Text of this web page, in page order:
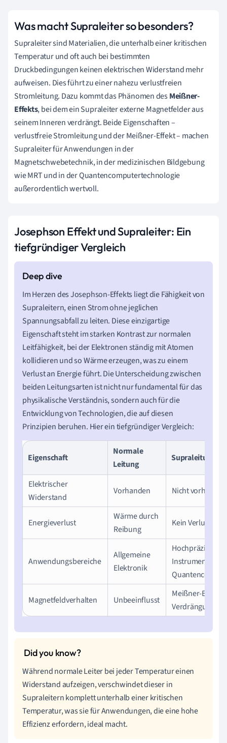
Was macht Supraleiter so besonders?
Supraleiter sind Materialien, die unterhalb einer kritischen
Temperatur und oft auch bei bestimmten
Druckbedingungen keinen elektrischen Widerstand mehr
aufweisen. Dies führt zu einer nahezu verlustfreien
Stromleitung. Dazu kommt das Phänomen desMeißner-
Effekts, bei dem ein Supraleiter externe Magnetfelder aus
seinem Inneren verdrängt. Beide Eigenschaften –
verlustfreie Stromleitung und der Meißner-Effekt – machen
Supraleiter für Anwendungen in der
Magnetschwebetechnik, in der medizinischen Bildgebung
wie MRT und in der Quantencomputertechnologie
außerordentlich wertvoll.
Josephson Effekt und Supraleiter: Ein
tiefgründiger Vergleich
Im Herzen des Josephson-Effekts liegt die Fähigkeit von
Supraleitern, einen Strom ohne jeglichen
Spannungsabfall zu leiten. Diese einzigartige
Eigenschaft steht im starken Kontrast zur normalen
Leitfähigkeit, bei der Elektronen ständig mit Atomen
kollidieren und so Wärme erzeugen, was zu einem
Verlust an Energie führt. Die Unterscheidung zwischen
beiden Leitungsarten ist nicht nur fundamental für das
physikalische Verständnis, sondern auch für die
Entwicklung von Technologien, die auf diesen
Prinzipien beruhen. Hier ein tiefgründiger Vergleich:
Eigenschaft
Normale
Leitung
Supraleitung
Elektrischer
Widerstand
Vorhanden Nicht vorhanden
Energieverlust
Wärme durch
Reibung
Kein Verlust
Anwendungsbereiche
Allgemeine
Elektronik
Hochpräzise
Instrumente,
Magnetfeldverhalten Unbeeinflusst
Meißner-Effekt,
Verdrängung
Während normale Leiter bei jeder Temperatur einen
Widerstand aufzeigen, verschwindet dieser in
Supraleitern komplett unterhalb einer kritischen
Temperatur, was sie für Anwendungen, die eine hohe
Effizienz erfordern, ideal macht.